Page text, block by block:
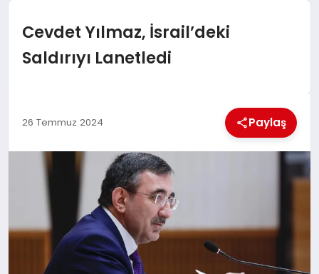
DÜNYA
EKONOMI
MAGAZIN
Cevdet Yılmaz, İsrail’deki
Saldırıyı Lanetledi
26 Temmuz 2024 Paylaş